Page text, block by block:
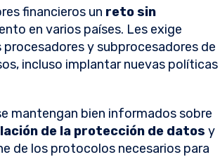
financieros un reto sin
en varios países. Les exige
procesadores y subprocesadores de
incluso implantar nuevas políticas
mantengan bien informados sobre
de la protección de datos y
de los protocolos necesarios para